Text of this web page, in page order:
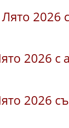
2026
2026 с
2026